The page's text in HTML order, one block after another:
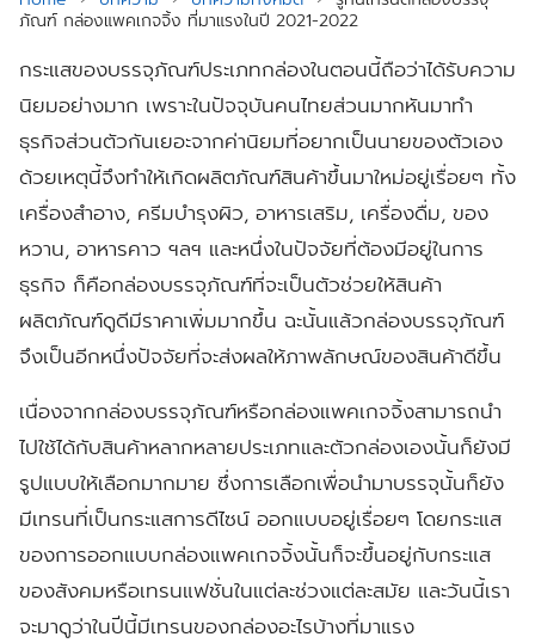
ภัณฑ์ กล่องแพคเกจจิ้ง ที่มาแรงในปี 2021-2022
กระแสของบรรจุภัณฑ์ประเภทกล่องในตอนนี้ถือว่าได้รับความ
นิยมอย่างมาก เพราะในปัจจุบันคนไทยส่วนมากหันมาทำ
ธุรกิจส่วนตัวกันเยอะจากค่านิยมที่อยากเป็นนายของตัวเอง
ด้วยเหตุนี้จึงทำให้เกิดผลิตภัณฑ์สินค้าขึ้นมาใหม่อยู่เรื่อยๆ ทั้ง
เครื่องสำอาง, ครีมบำรุงผิว, อาหารเสริม, เครื่องดื่ม, ของ
หวาน, อาหารคาว ฯลฯ และหนึ่งในปัจจัยที่ต้องมีอยู่ในการ
ธุรกิจ ก็คือกล่องบรรจุภัณฑ์ที่จะเป็นตัวช่วยให้สินค้า
ผลิตภัณฑ์ดูดีมีราคาเพิ่มมากขึ้น ฉะนั้นแล้วกล่องบรรจุภัณฑ์
จึงเป็นอีกหนึ่งปัจจัยที่จะส่งผลให้ภาพลักษณ์ของสินค้าดีขึ้น
เนื่องจากกล่องบรรจุภัณฑ์หรือกล่องแพคเกจจิ้งสามารถนำ
ไปใช้ได้กับสินค้าหลากหลายประเภทและตัวกล่องเองนั้นก็ยังมี
รูปแบบให้เลือกมากมาย ซึ่งการเลือกเพื่อนำมาบรรจุนั้นก็ยัง
มีเทรนที่เป็นกระแสการดีไซน์ ออกแบบอยู่เรื่อยๆ โดยกระแส
ของการออกแบบกล่องแพคเกจจิ้งนั้นก็จะขึ้นอยู่กับกระแส
ของสังคมหรือเทรนแฟชั่นในแต่ละช่วงแต่ละสมัย และวันนี้เรา
จะมาดูว่าในปีนี้มีเทรนของกล่องอะไรบ้างที่มาแรง